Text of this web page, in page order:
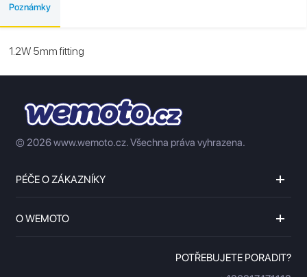
Poznámky
1.2W 5mm fitting
© 2026 www.wemoto.cz.Všechna práva vyhrazena.
PÉČE O ZÁKAZNÍKY
O WEMOTO
POTŘEBUJETE PORADIT?